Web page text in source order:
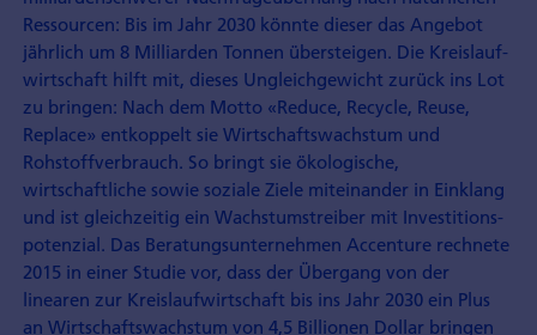
Ressourcen: Bis im Jahr 2030 könnte dieser das Angebot
jährlich um 8 Milliarden Tonnen übersteigen. Die Kreislauf­
wirtschaft hilft mit, dieses Ungleich­gewicht zurück ins Lot
zu bringen: Nach dem Motto «Reduce, Recycle, Reuse,
Replace» entkoppelt sie Wirtschafts­wachstum und
Rohstoff­verbrauch. So bringt sie ökologische,
wirtschaftliche sowie soziale Ziele miteinander in Einklang
und ist gleichzeitig ein Wachstums­treiber mit Investitions­
potenzial. Das Beratungs­unternehmen Accenture rechnete
2015 in einer Studie vor, dass der Übergang von der
linearen zur Kreislauf­wirtschaft bis ins Jahr 2030 ein Plus
an Wirtschafts­wachstum von 4,5 Billionen Dollar bringen